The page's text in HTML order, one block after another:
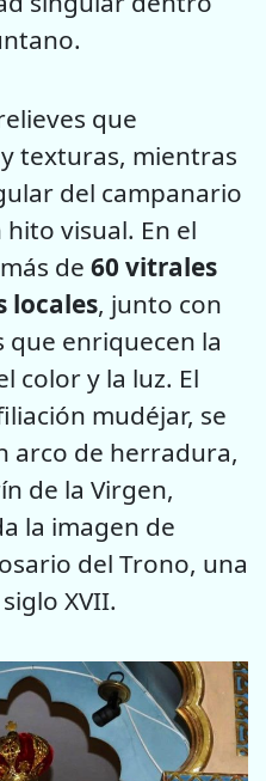
que
texturas, mientras
del campanario
visual. En el
de 60 vitrales
locales, junto con
que enriquecen la
color y la luz. El
mudéjar, se
arco de herradura,
de la Virgen,
la imagen de
del Trono, una
XVII.